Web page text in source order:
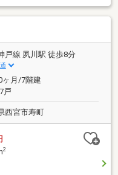
お買い物至便！
戸線 夙川駅 徒歩8分
ヶ月/7階建
戸
西宮市寿町
2